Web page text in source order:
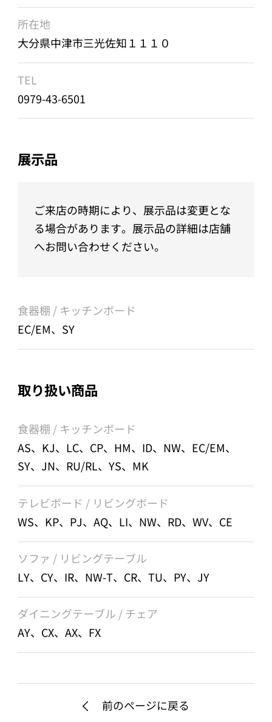
所在地
大分県中津市三光佐知１１１０
TEL
0979-43-6501
展示品
ご来店の時期により、展示品は変更とな
る場合があります。展示品の詳細は店舗
へお問い合わせください。
食器棚 / キッチンボード
EC/EM、SY
取り扱い商品
食器棚 / キッチンボード
AS、KJ、LC、CP、HM、ID、NW、EC/EM、
SY、JN、RU/RL、YS、MK
テレビボード / リビングボード
WS、KP、PJ、AQ、LI、NW、RD、WV、CE
ソファ / リビングテーブル
LY、CY、IR、NW-T、CR、TU、PY、JY
ダイニングテーブル / チェア
AY、CX、AX、FX
前のページに戻る